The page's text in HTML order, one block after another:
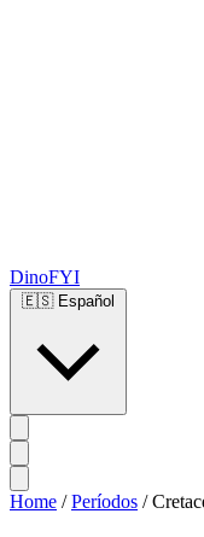
DinoFYI
🇪🇸 Español
Home / Períodos /